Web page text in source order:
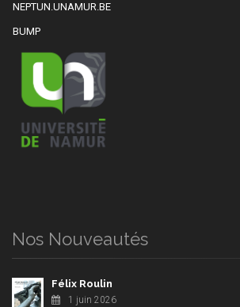
NEPTUN.UNAMUR.BE
BUMP
Nos Nouveautés
Félix Roulin
1 juin 2026